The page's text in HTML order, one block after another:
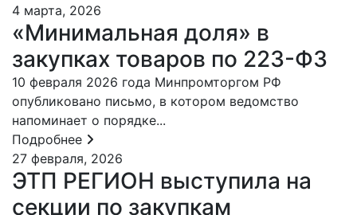
4 марта, 2026
«Минимальная доля» в
закупках товаров по 223-ФЗ
10 февраля 2026 года Минпромторгом РФ
опубликовано письмо, в котором ведомство
напоминает о порядке...
Подробнее
27 февраля, 2026
ЭТП РЕГИОН выступила на
секции по закупкам